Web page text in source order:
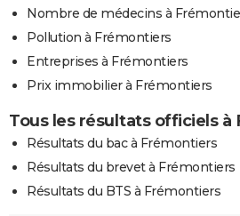
Nombre de médecins à
Pollution à Frémontiers
Entreprises à Frémontiers
Prix immobilier à Frémontiers
Tous les résultats officiels à
Résultats du bac à Frémontiers
Résultats du brevet à Frémontiers
Résultats du BTS à Frémontiers